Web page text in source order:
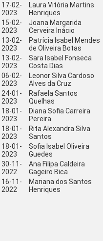
17-02-
2023
Laura Vitória Martins
Henriques
15-02-
2023
Joana Margarida
Cerveira Inácio
13-02-
2023
Patrícia Isabel Mendes
de Oliveira Botas
13-02-
2023
Sara Isabel Fonseca
Costa Dias
06-02-
2023
Leonor Silva Cardoso
Alves da Cruz
24-01-
2023
Rafaela Santos
Quelhas
18-01-
2023
Diana Sofia Carreira
Pereira
18-01-
2023
Rita Alexandra Silva
Santos
18-01-
2023
Sofia Isabel Oliveira
Guedes
30-11-
2022
Ana Filipa Caldeira
Gageiro Bica
16-11-
2022
Mariana dos Santos
Henriques